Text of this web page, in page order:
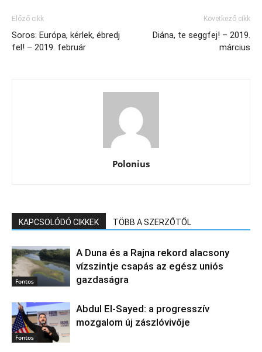
Előző cikk
Soros: Európa, kérlek, ébredj
fel! – 2019. február
Következő cikk
Diána, te seggfej! – 2019.
március
Polonius
KAPCSOLÓDÓ CIKKEK TÖBB A SZERZŐTŐL
Fontos
A Duna és a Rajna rekord alacsony
vízszintje csapás az egész uniós
gazdaságra
Fontos
Abdul El‑Sayed: a progresszív
mozgalom új zászlóvivője